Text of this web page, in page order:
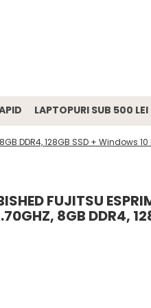
LAPTOPURI SUB 500 LEI
DDR4, 128GB SSD + Windows 10
FUJITSU
8GB DDR4,